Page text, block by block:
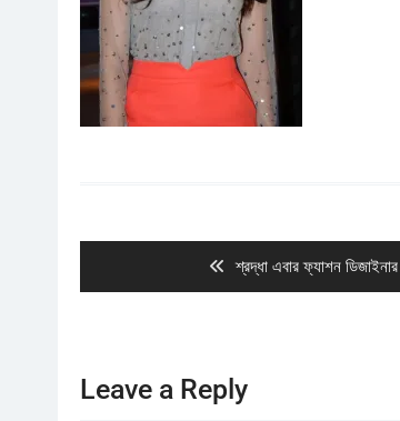
Previous
post:
শ্রদ্ধা এবার ফ্যাশন ডিজাইনার
Leave a Reply